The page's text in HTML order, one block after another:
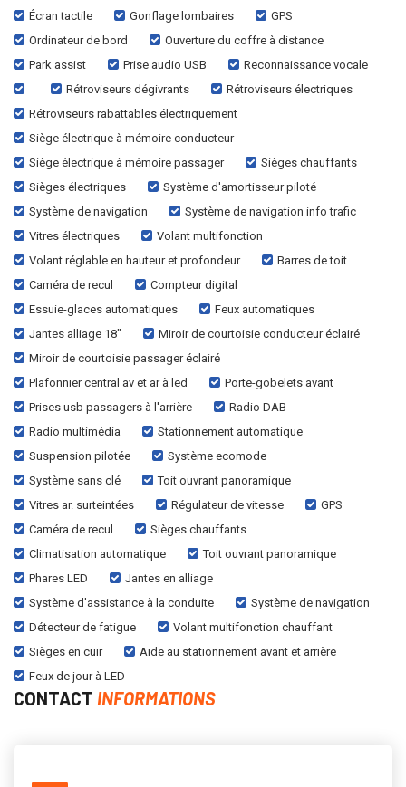
Écran tactile Gonflage lombaires
GPS
Ordinateur de bord
Ouverture du coffre à distance
Park assist
Prise audio USB
Reconnaissance vocale
Rétroviseurs dégivrants
Rétroviseurs électriques
Rétroviseurs rabattables électriquement
Siège électrique à mémoire conducteur
Siège électrique à mémoire passager
Sièges chauffants
Sièges électriques
Système d'amortisseur piloté
Système de navigation
Système de navigation info trafic
Vitres électriques
Volant multifonction
Volant réglable en hauteur et profondeur
Barres de toit
Caméra de recul
Compteur digital
Essuie-glaces automatiques
Feux automatiques
Jantes alliage 18"
Miroir de courtoisie conducteur éclairé
Miroir de courtoisie passager éclairé
Plafonnier central av et ar à led
Porte-gobelets avant
Prises usb passagers à l'arrière
Radio DAB
Radio multimédia
Stationnement automatique
Suspension pilotée
Système ecomode
Système sans clé
Toit ouvrant panoramique
Vitres ar. surteintées
Régulateur de vitesse
GPS
Caméra de recul
Sièges chauffants
Climatisation automatique
Toit ouvrant panoramique
Phares LED
Jantes en alliage
Système d'assistance à la conduite
Système de navigation
Détecteur de fatigue
Volant multifonction chauffant
Sièges en cuir
Aide au stationnement avant et arrière
Feux de jour à LED
CONTACT INFORMATIONS